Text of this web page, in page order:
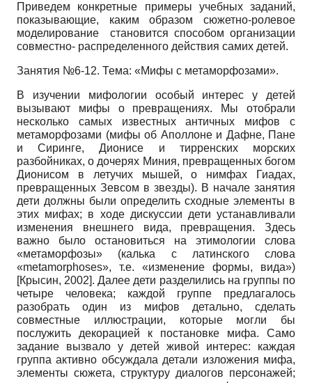
Приведем конкретные примеры учебных заданий,
показывающие, каким образом сюжетно-ролевое
моделирование становится способом организации
совместно- распределенного действия самих детей.
Занятия №6-12. Тема: «Мифы с метаморфозами».
В изучении мифологии особый интерес у детей
вызывают мифы о превращениях. Мы отобрали
несколько самых известных античных мифов с
метаморфозами (мифы об Аполлоне и Дафне, Пане
и Сиринге, Дионисе и тирренских морских
разбойниках, о дочерях Миния, превращенных богом
Дионисом в летучих мышей, о нимфах Гиадах,
превращенных Зевсом в звезды). В начале занятия
дети должны были определить сходные элементы в
этих мифах; в ходе дискуссии дети устанавливали
изменения внешнего вида, превращения. Здесь
важно было остановиться на этимологии слова
«метаморфозы» (калька с латинского слова
«metamorphoses», т.е. «изменение формы, вида»)
[Крысин, 2002]. Далее дети разделились на группы по
четыре человека; каждой группе предлагалось
разобрать один из мифов детально, сделать
совместные иллюстрации, которые могли бы
послужить декорацией к постановке мифа. Само
задание вызвало у детей живой интерес: каждая
группа активно обсуждала детали изложения мифа,
элементы сюжета, структуру диалогов персонажей;